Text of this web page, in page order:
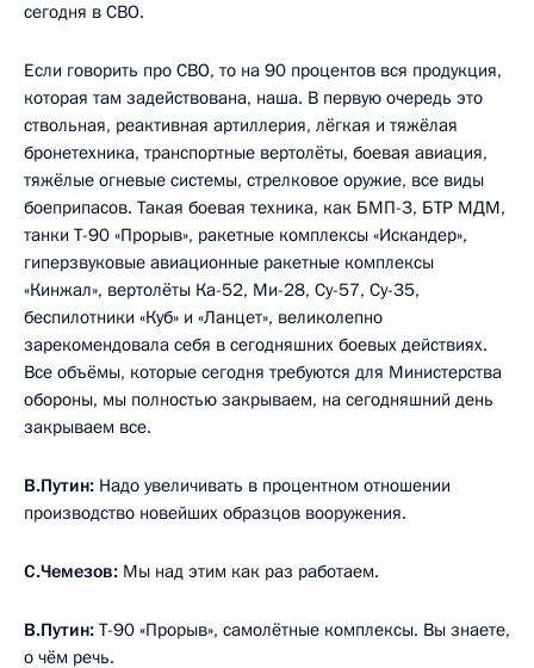
сегодня в СВО.
Если говорить про СВО, то на 90 процентов вся продукция,
которая там задействована, наша. В первую очередь это
ствольная, реактивная артиллерия, лёгкая и тяжёлая
бронетехника, транспортные вертолёты, боевая авиация,
тяжёлые огневые системы, стрелковое оружие, все виды
боеприпасов. Такая боевая техника, как БМП-3, БТР МДМ,
танки Т-90 «Прорыв», ракетные комплексы «Искандер»,
гиперзвуковые авиационные ракетные комплексы
«Кинжал», вертолёты Ка-52, Ми-28, Су-57, Су-35,
беспилотники «Куб» и «Ланцет», великолепно
зарекомендовала себя в сегодняшних боевых действиях.
Все объёмы, которые сегодня требуются для Министерства
обороны, мы полностью закрываем, на сегодняшний день
закрываем все.
В.Путин: Надо увеличивать в процентном отношении
производство новейших образцов вооружения.
С.Чемезов: Мы над этим как раз работаем.
В.Путин: Т-90 «Прорыв», самолётные комплексы. Вы знаете,
о чём речь.